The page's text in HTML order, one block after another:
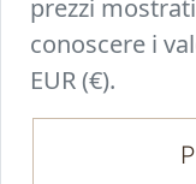
prezzi
conoscere i
EUR (€).